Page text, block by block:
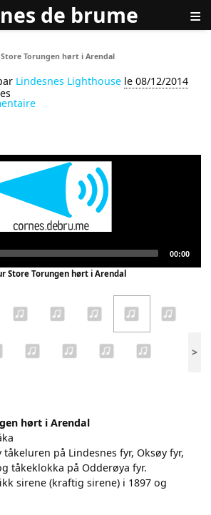
de brume ≡
Torungen hørt i Arendal
Lindesnes Lighthouse le 08/12/2014
Player
Total
00:00
Store Torungen hørt i Arendal
>
hørt i Arendal
på Lindesnes fyr, Oksøy fyr,
tåkeklokka på Odderøya fyr.
sirene (kraftig sirene) i 1897 og